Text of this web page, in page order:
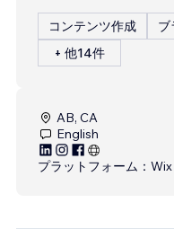
コンテンツ作成 ブ
+ 他14件
AB, CA
English
プラットフォーム：